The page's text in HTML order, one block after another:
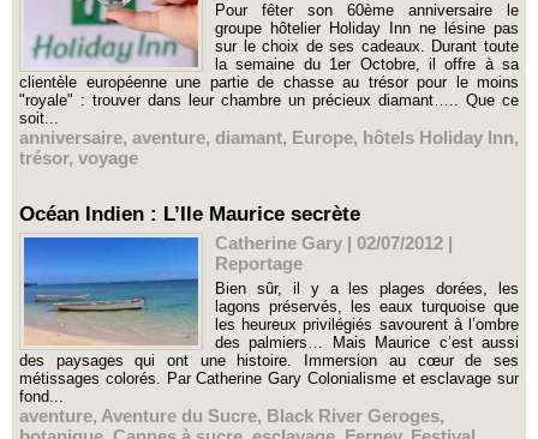
Pour fêter son 60ème anniversaire le
groupe hôtelier Holiday Inn ne lésine pas
sur le choix de ses cadeaux. Durant toute
la semaine du 1er Octobre, il offre à sa
clientèle européenne une partie de chasse au trésor pour le moins
"royale" : trouver dans leur chambre un précieux diamant….. Que ce
soit...
anniversaire, aventure, diamant, Europe, hôtels Holiday Inn,
trésor, voyage
Océan Indien : L’Ile Maurice secrète
Catherine Gary | 02/07/2012 |
Reportage
Bien sûr, il y a les plages dorées, les
lagons préservés, les eaux turquoise que
les heureux privilégiés savourent à l’ombre
des palmiers… Mais Maurice c’est aussi
des paysages qui ont une histoire. Immersion au cœur de ses
métissages colorés. Par Catherine Gary Colonialisme et esclavage sur
fond...
aventure, Aventure du Sucre, Black River Geroges,